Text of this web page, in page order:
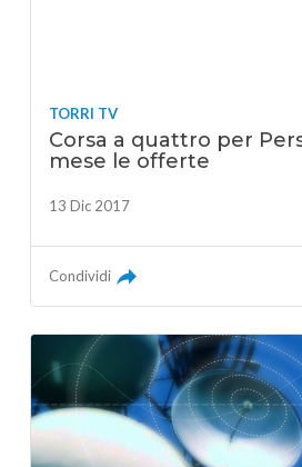
TORRI TV
Corsa a quattro per
mese le offerte
13 Dic 2017
Condividi